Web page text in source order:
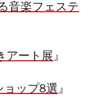
音楽フェステ
アート展』
ョップ8選』